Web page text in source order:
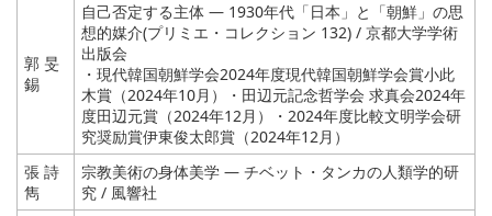
郭 旻
錫
自己否定する主体 ― 1930年代「日本」と「朝鮮」の思
想的媒介(プリミエ・コレクション 132) / 京都大学学術
出版会
・現代韓国朝鮮学会2024年度現代韓国朝鮮学会賞小此
木賞（2024年10月）・田辺元記念哲学会 求真会2024年
度田辺元賞（2024年12月）・2024年度比較文明学会研
究奨励賞伊東俊太郎賞（2024年12月）
張 詩
雋
宗教美術の身体美学 ― チベット・タンカの人類学的研
究 / 風響社